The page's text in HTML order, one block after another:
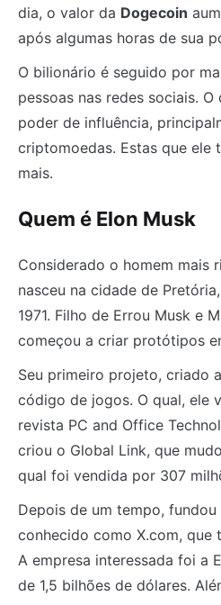
dia, o valor da Dogecoin
após algumas horas de sua
O bilionário é seguido por
pessoas nas redes sociais.
poder de influência,
criptomoedas. Estas que ele
mais.
Quem é Elon Musk
Considerado o homem mais
nasceu na cidade de
1971. Filho de Errou Musk e
começou a criar protótipos
Seu primeiro projeto, criado
código de jogos. O qual, ele
revista PC and Office
criou o Global Link, que
qual foi vendida por 307
Depois de um tempo,
conhecido como X.com, que
A empresa interessada foi a
de 1,5 bilhões de dólares.